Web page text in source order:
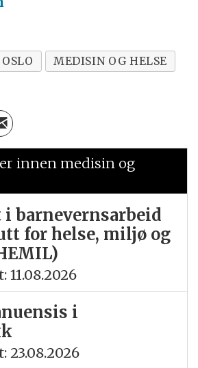
OSLO
MEDISIN OG HELSE
innen medisin og
barnevernsarbeid
for helse, miljø og
i
23.08.2026